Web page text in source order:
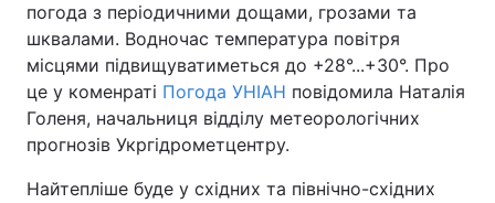
погода з періодичними дощами, грозами та
шквалами. Водночас температура повітря
місцями підвищуватиметься до +28°...+30°. Про
це у коменраті Погода УНІАН повідомила Наталія
Голеня, начальниця відділу метеорологічних
прогнозів Укргідрометцентру.
Найтепліше буде у східних та північно-східних